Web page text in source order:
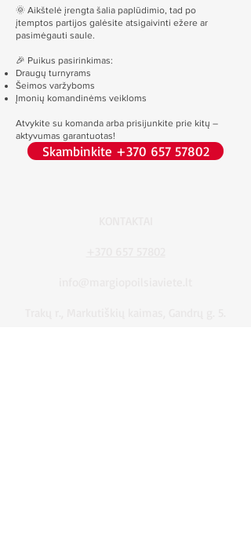
🌞 Aikštelė įrengta šalia paplūdimio, tad po
įtemptos partijos galėsite atsigaivinti ežere ar
pasimėgauti saule.
🎉 Puikus pasirinkimas:
Draugų turnyrams
Šeimos varžyboms
Įmonių komandinėms veikloms
Atvykite su komanda arba prisijunkite prie kitų –
aktyvumas garantuotas!
Skambinkite +370 657 57802